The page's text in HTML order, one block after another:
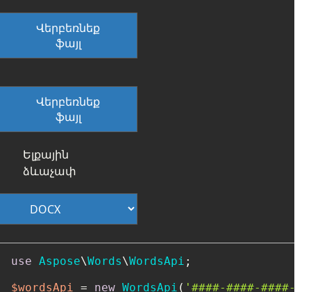
Վերբեռնեք
ֆայլ
Վերբեռնեք
ֆայլ
Ելքային
ձևաչափ
use Aspose\Words\WordsApi ;
$wordsApi = new WordsApi ( '####-####-####-